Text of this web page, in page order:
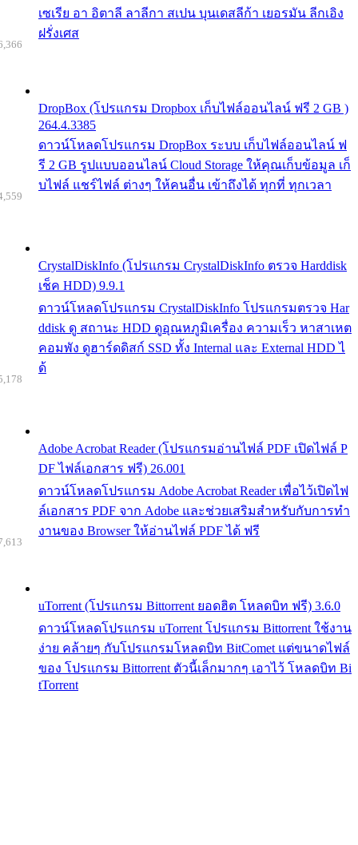
เซเรีย อา อิตาลี ลาลีกา สเปน บุนเดสลีก้า เยอรมัน ลีกเอิง
ฝรั่งเศส
DropBox (โปรแกรม Dropbox เก็บไฟล์ออนไลน์ ฟรี 2 GB )
264.4.3385
ดาวน์โหลดโปรแกรม DropBox ระบบ เก็บไฟล์ออนไลน์ ฟ
รี 2 GB รูปแบบออนไลน์ Cloud Storage ให้คุณเก็บข้อมูล เก็
บไฟล์ แชร์ไฟล์ ต่างๆ ให้คนอื่น เข้าถึงได้ ทุกที่ ทุกเวลา
CrystalDiskInfo (โปรแกรม CrystalDiskInfo ตรวจ Harddisk
เช็ค HDD) 9.9.1
ดาวน์โหลดโปรแกรม CrystalDiskInfo โปรแกรมตรวจ Har
ddisk ดู สถานะ HDD ดูอุณหภูมิเครื่อง ความเร็ว หาสาเหต
คอมพัง ดูฮาร์ดดิสก์ SSD ทั้ง Internal และ External HDD ไ
ด้
Adobe Acrobat Reader (โปรแกรมอ่านไฟล์ PDF เปิดไฟล์ P
DF ไฟล์เอกสาร ฟรี) 26.001
ดาวน์โหลดโปรแกรม Adobe Acrobat Reader เพื่อไว้เปิดไฟ
ล์เอกสาร PDF จาก Adobe และช่วยเสริมสำหรับกับการทำ
งานของ Browser ให้อ่านไฟล์ PDF ได้ ฟรี
uTorrent (โปรแกรม Bittorrent ยอดฮิต โหลดบิท ฟรี) 3.6.0
ดาวน์โหลดโปรแกรม uTorrent โปรแกรม Bittorrent ใช้งาน
ง่าย คล้ายๆ กับโปรแกรมโหลดบิท BitComet แต่ขนาดไฟล์
ของ โปรแกรม Bittorrent ตัวนี้เล็กมากๆ เอาไว้ โหลดบิท Bi
tTorrent